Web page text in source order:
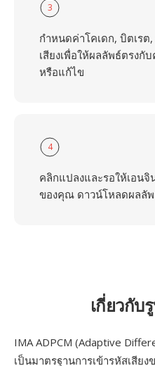
3
กำหนดค่าโคเดก, บิตเรต
เสียงเพื่อให้ผลลัพธ์ตรงกั
หรือแก้ไข
4
คลิกแปลงและรอให้เอน
ของคุณ ดาวน์โหลดผลลั
เกี่ยวกับ
IMA ADPCM (Adaptive
เป็นมาตรฐานการเข้ารหัสเสีย